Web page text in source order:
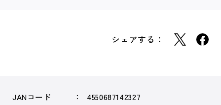
シェアする：
JANコード
4550687142327